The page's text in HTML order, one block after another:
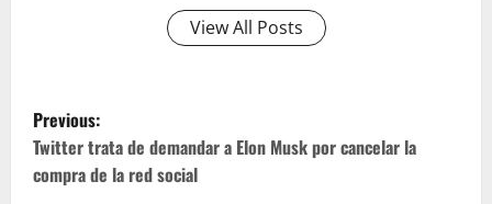
View All Posts
P
o
Previous:
Twitter trata de demandar a Elon Musk por cancelar la
compra de la red social